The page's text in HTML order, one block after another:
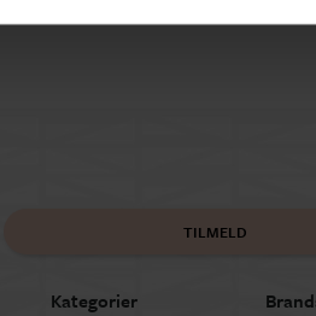
TILMELD
Kategorier